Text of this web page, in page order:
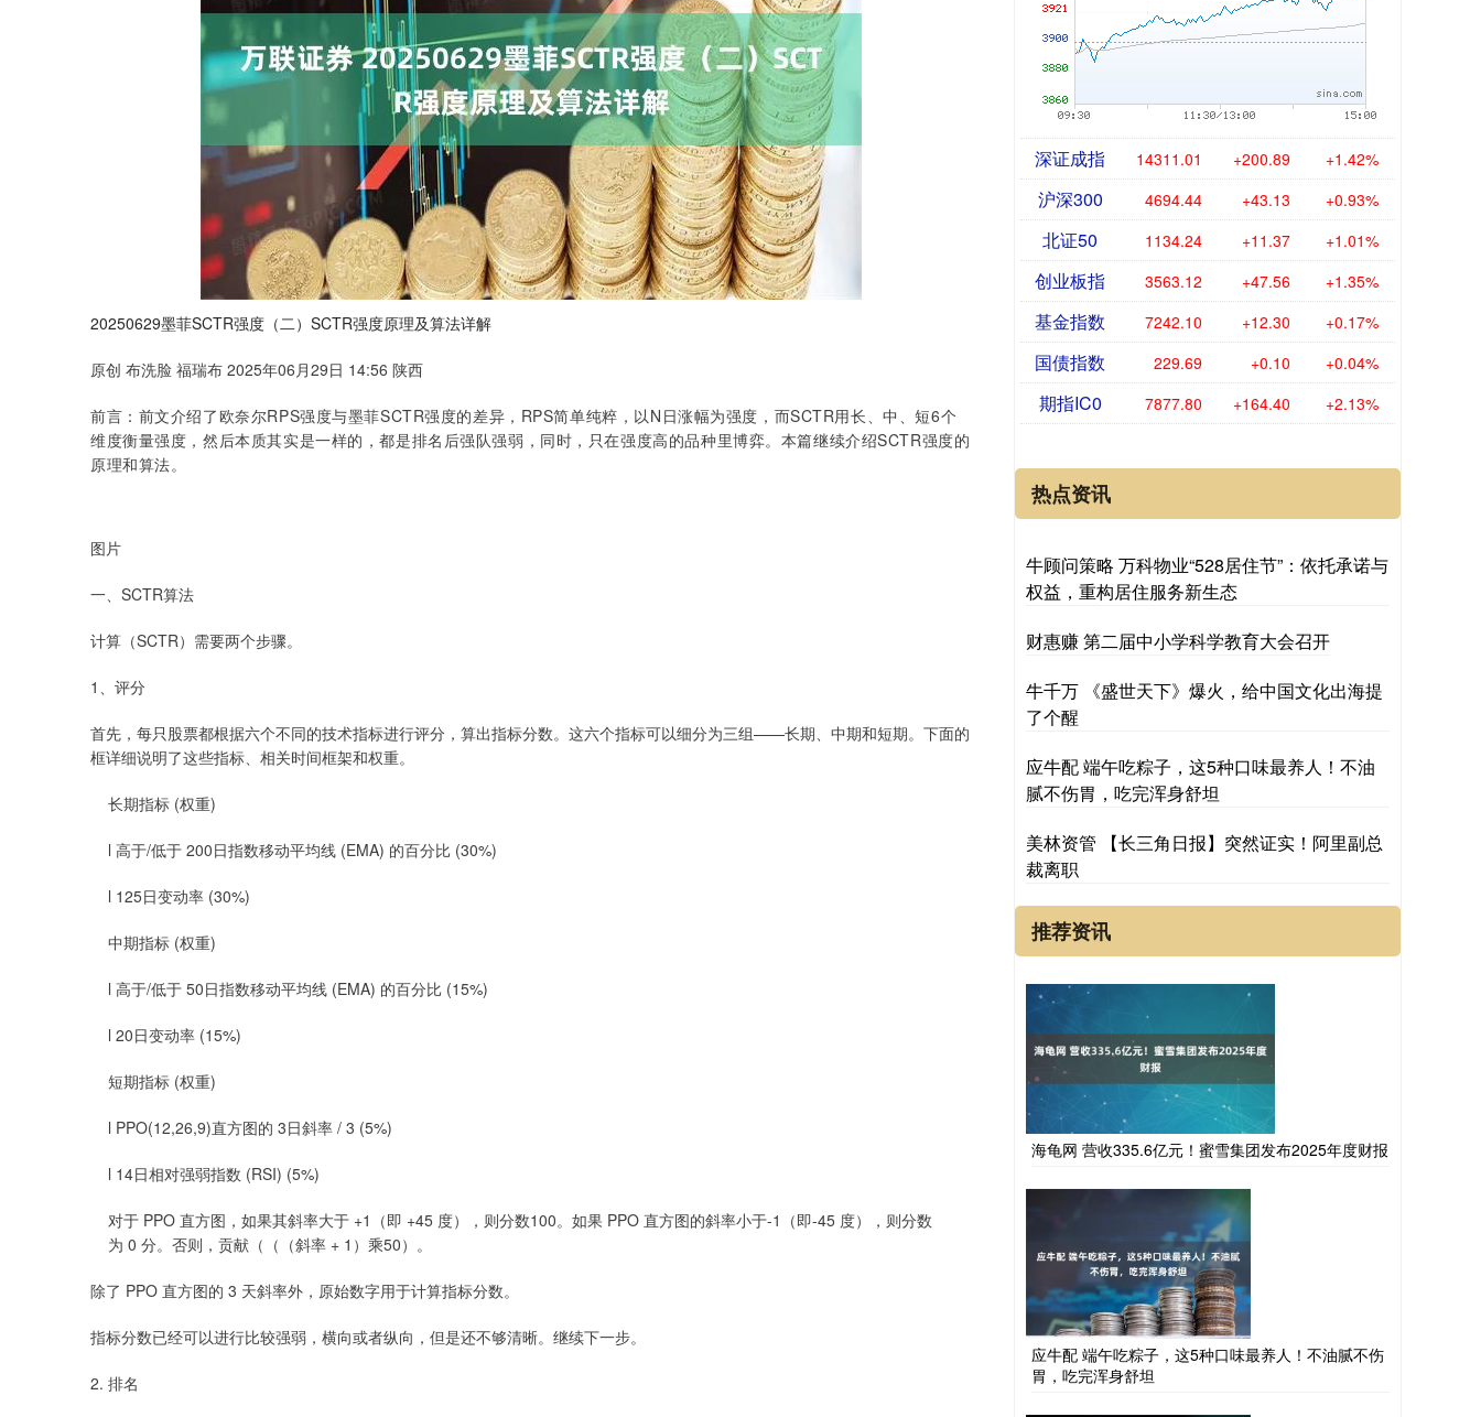
20250629墨菲SCTR强度（二）SCTR强度原理及算法详解
原创 布洗脸 福瑞布 2025年06月29日 14:56 陕西
前言：前文介绍了欧奈尔RPS强度与墨菲SCTR强度的差异，RPS简单纯粹，以N日涨幅为强度，而SCTR用长、中、短6个
维度衡量强度，然后本质其实是一样的，都是排名后强队强弱，同时，只在强度高的品种里博弈。本篇继续介绍SCTR强度的
原理和算法。
图片
一、SCTR算法
计算（SCTR）需要两个步骤。
1、评分
首先，每只股票都根据六个不同的技术指标进行评分，算出指标分数。这六个指标可以细分为三组——长期、中期和短期。下面的
框详细说明了这些指标、相关时间框架和权重。
长期指标 (权重)
l 高于/低于 200日指数移动平均线 (EMA) 的百分比 (30%)
l 125日变动率 (30%)
中期指标 (权重)
l 高于/低于 50日指数移动平均线 (EMA) 的百分比 (15%)
l 20日变动率 (15%)
短期指标 (权重)
l PPO(12,26,9)直方图的 3日斜率 / 3 (5%)
l 14日相对强弱指数 (RSI) (5%)
对于 PPO 直方图，如果其斜率大于 +1（即 +45 度），则分数100。如果 PPO 直方图的斜率小于-1（即-45 度），则分数
为 0 分。否则，贡献（（（斜率 + 1）乘50）。
除了 PPO 直方图的 3 天斜率外，原始数字用于计算指标分数。
指标分数已经可以进行比较强弱，横向或者纵向，但是还不够清晰。继续下一步。
2. 排名
深证成指 14311.01 +200.89 +1.42%
沪深300 4694.44 +43.13 +0.93%
北证50 1134.24 +11.37 +1.01%
创业板指 3563.12 +47.56 +1.35%
基金指数 7242.10 +12.30 +0.17%
国债指数 229.69 +0.10 +0.04%
期指IC0 7877.80 +164.40 +2.13%
热点资讯
牛顾问策略 万科物业“528居住节”：依托承诺与
权益，重构居住服务新生态
财惠赚 第二届中小学科学教育大会召开
牛千万 《盛世天下》爆火，给中国文化出海提
了个醒
应牛配 端午吃粽子，这5种口味最养人！不油
腻不伤胃，吃完浑身舒坦
美林资管 【长三角日报】突然证实！阿里副总
裁离职
推荐资讯
海龟网 营收335.6亿元！蜜雪集团发布2025年度财报
应牛配 端午吃粽子，这5种口味最养人！不油腻不伤
胃，吃完浑身舒坦